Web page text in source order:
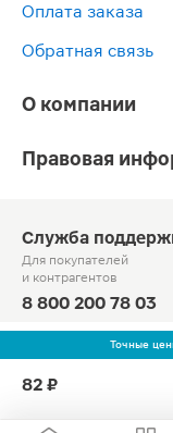
Точные
82 ₽
Оплата заказа
Обратная связь
О компании
Правовая
Служба
Для покупателей
и контрагентов
8 800 200 78 03
Круглосуточно,
© Официальный сайт